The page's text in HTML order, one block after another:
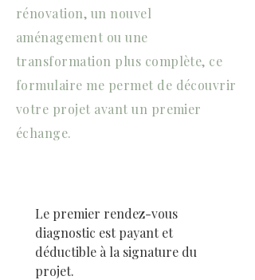
rénovation, un nouvel
aménagement ou une
transformation plus complète, ce
formulaire me permet de découvrir
votre projet avant un premier
échange.
Le premier rendez-vous
diagnostic est payant et
déductible à la signature du
projet.